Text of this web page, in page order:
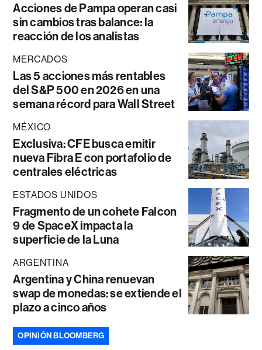
Acciones de Pampa operan casi
sin cambios tras balance: la
reacción de los analistas
MERCADOS
Las 5 acciones más rentables
del S&P 500 en 2026 en una
semana récord para Wall Street
MÉXICO
Exclusiva: CFE busca emitir
nueva Fibra E con portafolio de
centrales eléctricas
ESTADOS UNIDOS
Fragmento de un cohete Falcon
9 de SpaceX impacta la
superficie de la Luna
ARGENTINA
Argentina y China renuevan
swap de monedas: se extiende el
plazo a cinco años
OPINIÓN BLOOMBERG